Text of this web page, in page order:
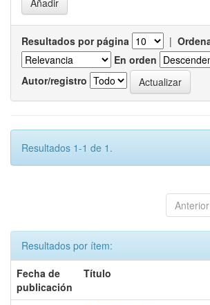
Resultados por página |
En orden
Autor/registro
Resultados 1-1 de 1.
Anterior
Resultados por ítem:
Fecha de
publicación
Título